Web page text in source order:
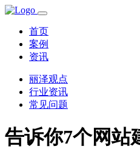
首页
案例
资讯
丽泽观点
行业资讯
常见问题
告诉你7个网站